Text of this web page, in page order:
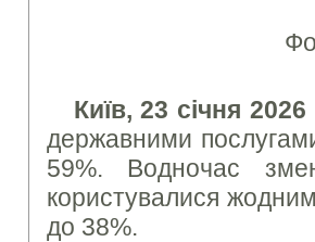
Київ, 23 січня
державними
59%. Водночас
користувалися
до 38%.